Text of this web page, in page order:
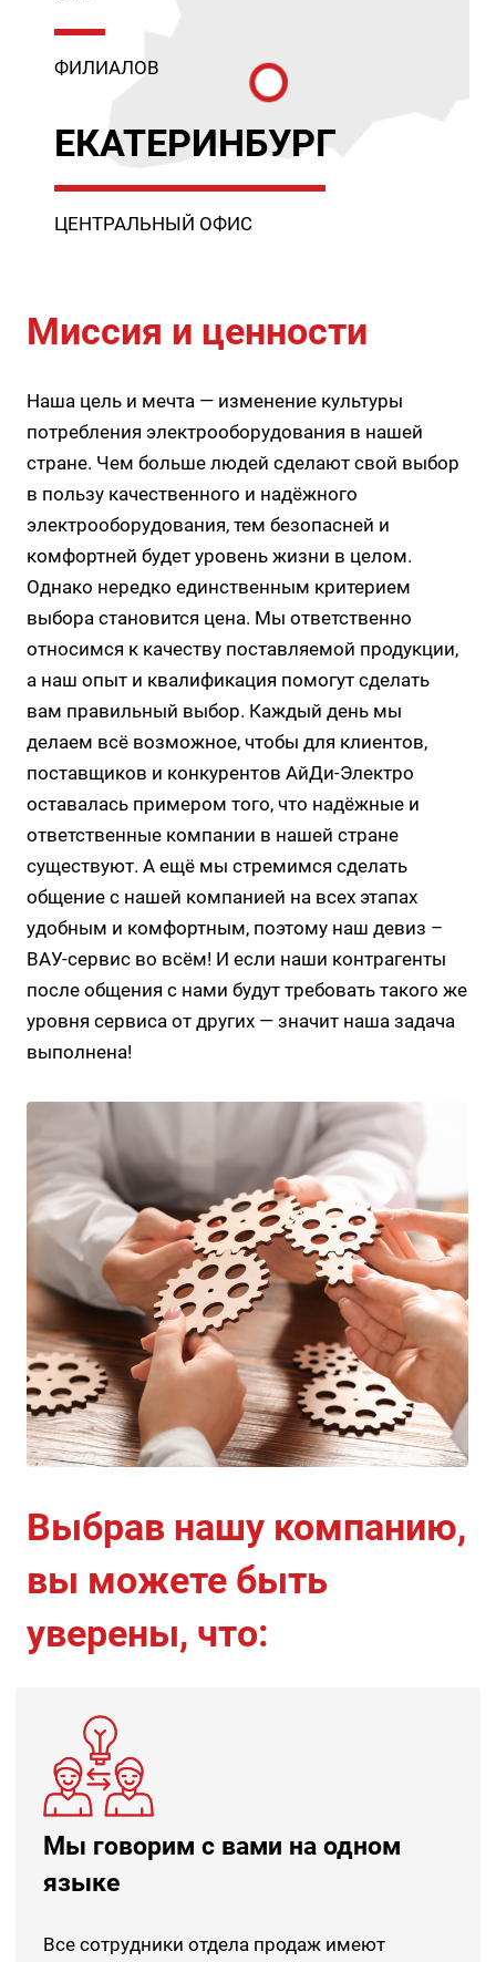
ФИЛИАЛОВ
ЕКАТЕРИНБУРГ
ЦЕНТРАЛЬНЫЙ ОФИС
Миссия и ценности
Наша цель и мечта — изменение культуры
потребления электрооборудования в нашей
стране. Чем больше людей сделают свой выбор
в пользу качественного и надёжного
электрооборудования, тем безопасней и
комфортней будет уровень жизни в целом.
Однако нередко единственным критерием
выбора становится цена. Мы ответственно
относимся к качеству поставляемой продукции,
а наш опыт и квалификация помогут сделать
вам правильный выбор. Каждый день мы
делаем всё возможное, чтобы для клиентов,
поставщиков и конкурентов АйДи-Электро
оставалась примером того, что надёжные и
ответственные компании в нашей стране
существуют. А ещё мы стремимся сделать
общение с нашей компанией на всех этапах
удобным и комфортным, поэтому наш девиз –
ВАУ-сервис во всём! И если наши контрагенты
после общения с нами будут требовать такого же
уровня сервиса от других — значит наша задача
выполнена!
Выбрав нашу компанию,
вы можете быть
уверены, что:
Мы говорим с вами на одном
языке
Все сотрудники отдела продаж имеют